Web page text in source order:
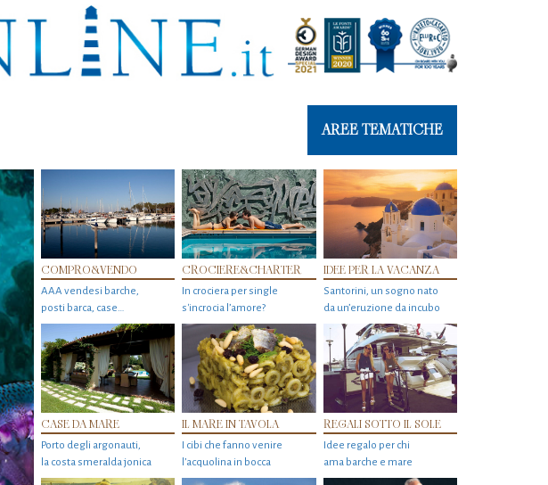
AREE TEMATICHE
COMPRO&VENDO
AAA vendesi barche,
posti barca, case…
CROCIERE&CHARTER
In crociera per single
s'incrocia l’amore?
IDEE PER LA VACANZA
Santorini, un sogno nato
da un’eruzione da incubo
CASE DA MARE
Porto degli argonauti,
la costa smeralda jonica
IL MARE IN TAVOLA
I cibi che fanno venire
l’acquolina in bocca
REGALI SOTTO IL SOLE
Idee regalo per chi
ama barche e mare